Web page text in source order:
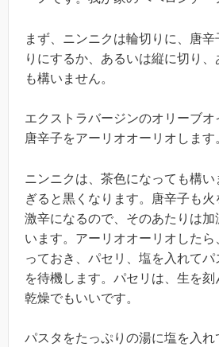
まず、ニンニクは輪切りに、唐
りにするか、あるいは縦に切り
も構いません。
エクストラバージンのオリーブオ
唐辛子をアーリオオーリオします
ニンニクは、茶色になっても構
ぎると黒くなります。唐辛子も火
激辛になるので、そのあたりは
います。アーリオオーリオしたら
っておき、パセリ、塩を入れて
を待機します。パセリは、生を刻
乾燥でもいいです。
パスタをたっぷりの湯に塩を入